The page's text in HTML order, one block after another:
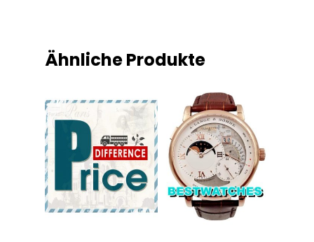
Ähnliche Produkte